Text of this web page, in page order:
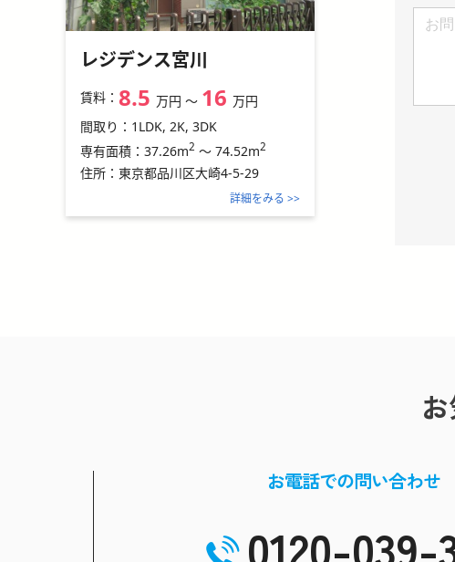
レジデンス宮川
賃料： 8.5 万円 〜 16 万円
間取り： 1LDK, 2K, 3DK
専有面積： 37.26m2 ～ 74.52m2
住所： 東京都品川区大崎4-5-29
詳細をみる >>
お電話での問い合わせ
0120-039-